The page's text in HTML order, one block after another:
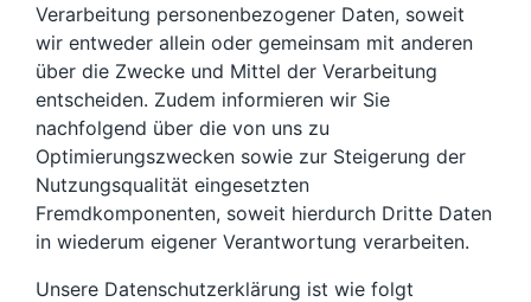
Verarbeitung personenbezogener Daten, soweit
wir entweder allein oder gemeinsam mit anderen
über die Zwecke und Mittel der Verarbeitung
entscheiden. Zudem informieren wir Sie
nachfolgend über die von uns zu
Optimierungszwecken sowie zur Steigerung der
Nutzungsqualität eingesetzten
Fremdkomponenten, soweit hierdurch Dritte Daten
in wiederum eigener Verantwortung verarbeiten.
Unsere Datenschutzerklärung ist wie folgt